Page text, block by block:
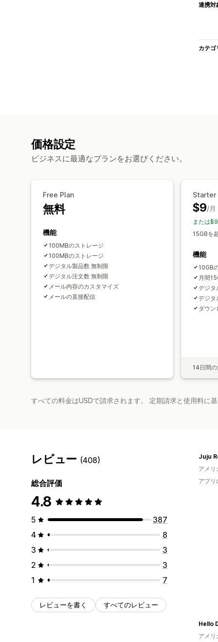
連携対
カテゴ
価格設定
ビジネスに最適なプランをお選びください。
Free Plan
無料
機能
100MBのストレージ
100MBのストレージ
デジタル製品数 無制限
デジタル注文数 無制限
メール内容のカスタマイズ
メールの直接配信
Starter
$9/月
または
15GBを
機能
10GB
月間
デジタ
デジタ
ダウン
14日間
すべての料金はUSDで請求されます。 定期請求と使用料に
レビュー (408)
総合評価
4.8
5
387
4
8
3
3
2
3
1
7
レビューを書く すべてのレビュー
Juju
アメリ
アプリ
Hello
アメリ